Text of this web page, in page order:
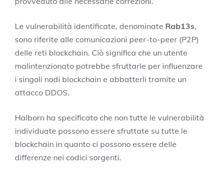
Le vulnerabilità identificate, denominate Rab13s,
sono riferite alle comunicazioni peer-to-peer (P2P)
delle reti blockchain. Ciò significa che un utente
malintenzionato potrebbe sfruttarle per influenzare
i singoli nodi blockchain e abbatterli tramite un
attacco DDOS.
Halborn ha specificato che non tutte le vulnerabilità
individuate possono essere sfruttate su tutte le
blockchain in quanto ci possono essere delle
differenze nei codici sorgenti.